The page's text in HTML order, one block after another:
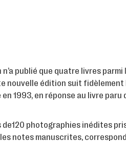
publié que quatre livres parmi
nouvelle édition suit
1993, en réponse au livre paru
photographies inédites
notes manuscrites,